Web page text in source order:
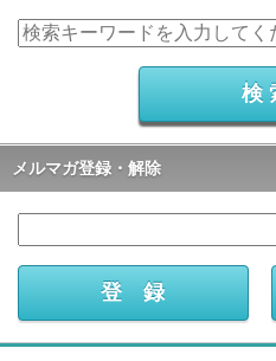
メルマガ登録・解除